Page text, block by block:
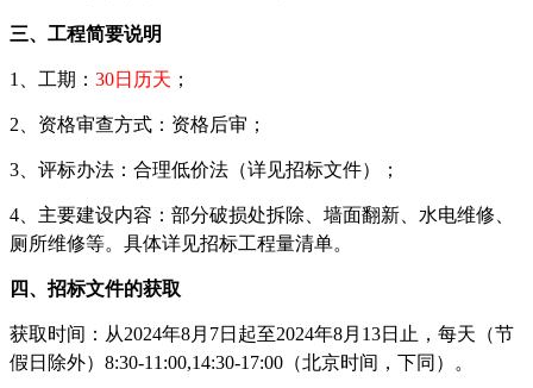
三、 工程简要说明
1、 工期 ： 30日历天 ；
2 、资格审查方式：资格后审；
3 、评标办法： 合理低价法 （详见招标文件） ；
4、主要建设内容：部分破损处拆除、墙面翻新、水电维修、
厕所维修等。具体详见招标工程量清单。
四、 招标文件的获取
获取时间：从2024年8月 7日起至2024年8月 13日止，每天（节
假日除外） 8:30-11:00,14:30-17:00（北京时间，下同）。